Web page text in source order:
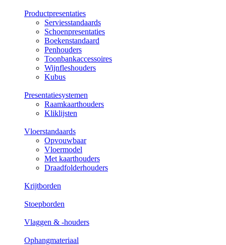
Productpresentaties
Serviesstandaards
Schoenpresentaties
Boekenstandaard
Penhouders
Toonbankaccessoires
Wijnfleshouders
Kubus
Presentatiesystemen
Raamkaarthouders
Kliklijsten
Vloerstandaards
Opvouwbaar
Vloermodel
Met kaarthouders
Draadfolderhouders
Krijtborden
Stoepborden
Vlaggen & -houders
Ophangmateriaal